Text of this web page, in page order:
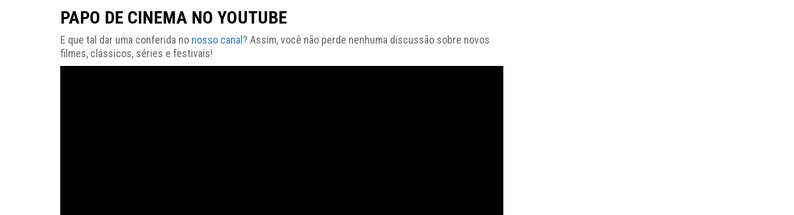
PAPO DE CINEMA NO YOUTUBE
E que tal dar uma conferida no nosso canal ? Assim, você não perde nenhuma discussão sobre novos
filmes, clássicos, séries e festivais!